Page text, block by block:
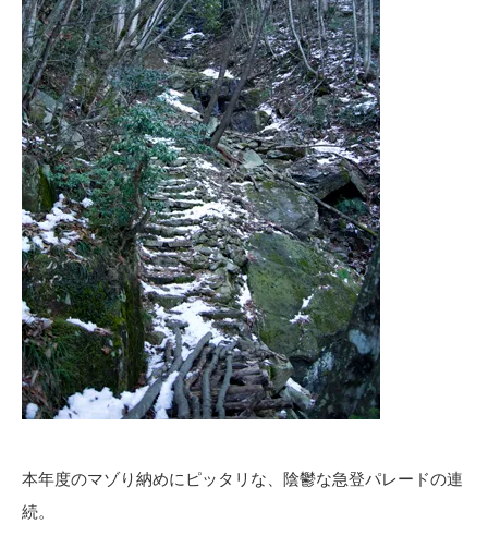
本年度のマゾり納めにピッタリな、陰鬱な急登パレードの連
続。